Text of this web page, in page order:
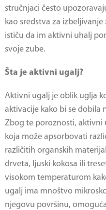
stručnjaci često
kao sredstva za
ističu da im aktivni uhalj
svoje zube.
Šta je aktivni ugalj?
Aktivni ugalj je oblik uglja
aktivacije kako bi se dobila
Zbog te poroznosti,
koja može apsorbovati
različitih organskih
drveta, ljuski kokosa ili
visokom temperaturom
ugalj ima mnoštvo
njegovu površinu,